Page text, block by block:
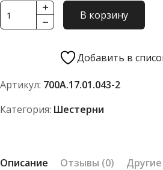
Количество
товара
700А.17.01.043-
В корзину
Добавить в
Артикул: 700А.17.01.043-2
Категория: Шестерни
Описание Отзывы (0)